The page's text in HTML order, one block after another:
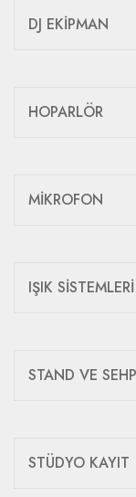
DJ EKİPMAN
HOPARLÖR
MİKROFON
IŞIK SİSTEMLERİ
STAND VE
STÜDYO KAYIT